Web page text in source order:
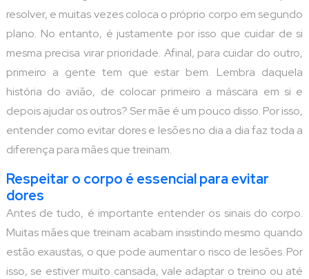
resolver, e muitas vezes coloca o próprio corpo em segundo
plano. No entanto, é justamente por isso que cuidar de si
mesma precisa virar prioridade. Afinal, para cuidar do outro,
primeiro a gente tem que estar bem. Lembra daquela
história do avião, de colocar primeiro a máscara em si e
depois ajudar os outros? Ser mãe é um pouco disso. Por isso,
entender como evitar dores e lesões no dia a dia faz toda a
diferença para mães que treinam.
Respeitar o corpo é essencial para evitar
dores
Antes de tudo, é importante entender os sinais do corpo.
Muitas mães que treinam acabam insistindo mesmo quando
estão exaustas, o que pode aumentar o risco de lesões. Por
isso, se estiver muito cansada, vale adaptar o treino ou até